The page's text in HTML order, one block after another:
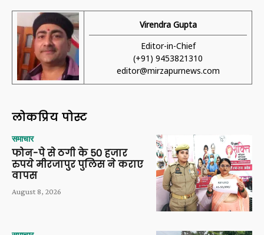
Virendra Gupta
Editor-in-Chief
(+91) 9453821310
editor@mirzapurnews.com
लोकप्रिय पोस्ट
समाचार
फोन-पे से ठगी के 50 हजार
रुपये मीरजापुर पुलिस ने कराए
वापस
August 8, 2026